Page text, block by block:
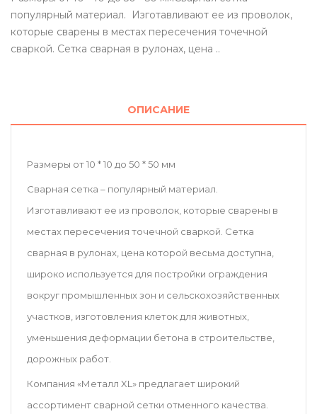
популярный материал. Изготавливают ее из проволок,
которые сварены в местах пересечения точечной
сваркой. Сетка сварная в рулонах, цена ..
ОПИСАНИЕ
Размеры от 10 * 10 до 50 * 50 мм
Сварная сетка – популярный материал.
Изготавливают ее из проволок, которые сварены в
местах пересечения точечной сваркой. Сетка
сварная в рулонах, цена которой весьма доступна,
широко используется для постройки ограждения
вокруг промышленных зон и сельскохозяйственных
участков, изготовления клеток для животных,
уменьшения деформации бетона в строительстве,
дорожных работ.
Компания «Металл XL» предлагает широкий
ассортимент сварной сетки отменного качества.